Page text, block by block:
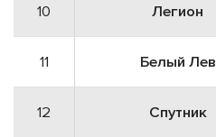
10 Легион
11 Белый Лев
12 Спутник